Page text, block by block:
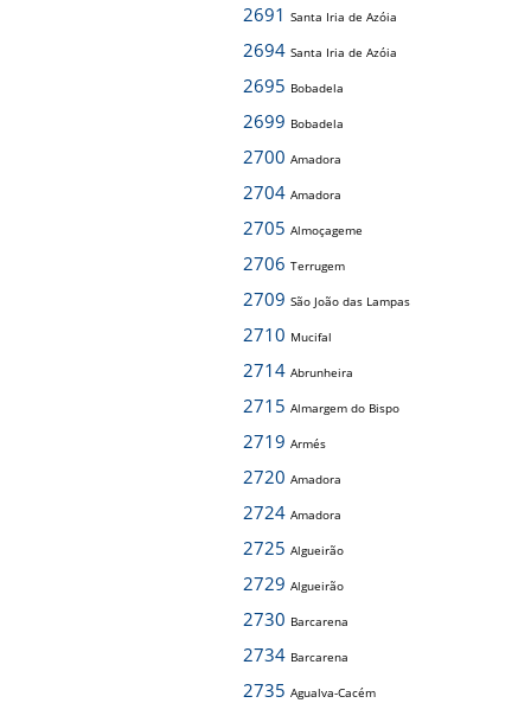
2691 Santa Iria de Azóia
2694 Santa Iria de Azóia
2695 Bobadela
2699 Bobadela
2700 Amadora
2704 Amadora
2705 Almoçageme
2706 Terrugem
2709 São João das Lampas
2710 Mucifal
2714 Abrunheira
2715 Almargem do Bispo
2719 Armés
2720 Amadora
2724 Amadora
2725 Algueirão
2729 Algueirão
2730 Barcarena
2734 Barcarena
2735 Agualva-Cacém